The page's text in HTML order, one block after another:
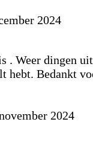
2024
. Weer dingen
hebt. Bedankt
2024